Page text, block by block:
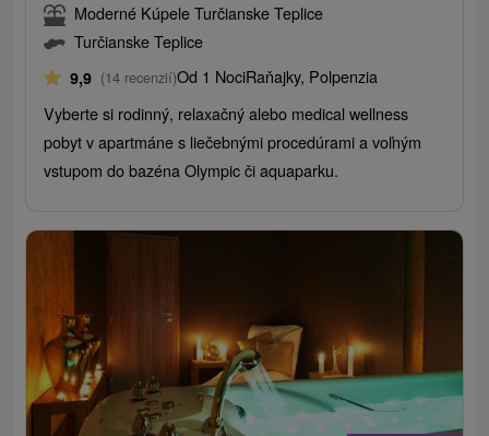
Moderné Kúpele Turčianske Teplice
Turčianske Teplice
9,9 (14 recenzií)Od 1 NociRaňajky, Polpenzia
Vyberte si rodinný, relaxačný alebo medical wellness
pobyt v apartmáne s liečebnými procedúrami a voľným
vstupom do bazéna Olympic či aquaparku.